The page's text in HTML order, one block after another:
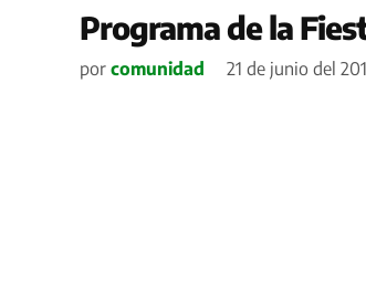
Programa de la
por comunidad 21 de junio del